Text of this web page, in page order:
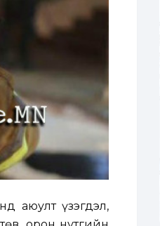
аюулт үзэгдэл,